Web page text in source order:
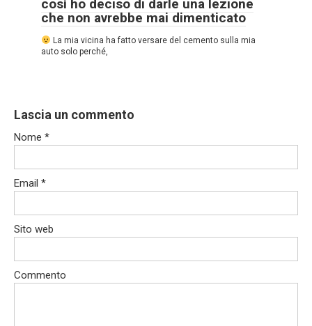
così ho deciso di darle una lezione
che non avrebbe mai dimenticato
La mia vicina ha fatto versare del cemento sulla mia
auto solo perché,
Lascia un commento
Nome *
Email *
Sito web
Commento